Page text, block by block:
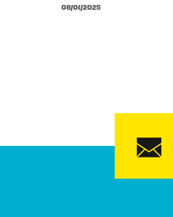
08/01/2025